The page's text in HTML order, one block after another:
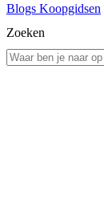
Blogs Koopgidsen
Zoeken